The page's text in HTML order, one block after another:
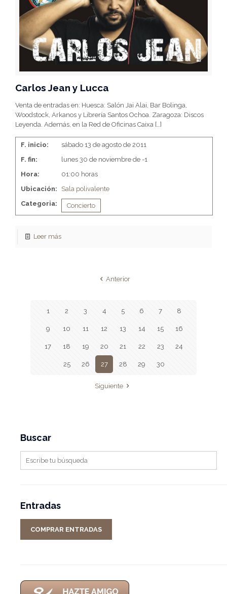
Carlos Jean y Lucca
Venta de entradas en: Huesca: Salón Jai Alai, Bar Bolinga,
Woodstock, Arkanos y Librería Santos Ochoa. Zaragoza: Discos
Leyenda. Además, en la Red de Oficinas Caixa […]
F. inicio:
sábado 13 de agosto de 2011
F. fin:
lunes 30 de noviembre de -1
Hora:
01:00 horas
Ubicación:
Sala polivalente
Categoria:
Concierto
Leer más
Anterior
1 2 3 4 5 6 7 8
9 10 11 12 13 14 15 16
17 18 19 20 21 22 23 24
25 26 27 28 29 30
Siguiente
Buscar
Entradas
COMPRAR ENTRADAS